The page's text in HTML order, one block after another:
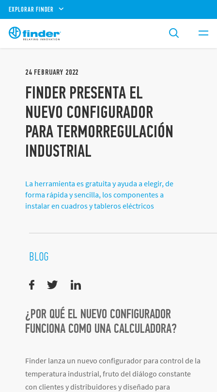
EXPLORAR FINDER
24 FEBRUARY 2022
FINDER PRESENTA EL
NUEVO CONFIGURADOR
PARA TERMORREGULACIÓN
INDUSTRIAL
La herramienta es gratuita y ayuda a elegir, de
forma rápida y sencilla, los componentes a
instalar en cuadros y tableros eléctricos
BLOG
¿POR QUÉ EL NUEVO CONFIGURADOR
FUNCIONA COMO UNA CALCULADORA?
Finder lanza un nuevo configurador para control de la
temperatura industrial, fruto del diálogo constante
con clientes y distribuidores y diseñado para